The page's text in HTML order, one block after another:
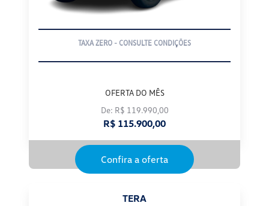
OFERTA DO MÊS
De: R$ 119.990,00
R$ 115.900,00
Confira a oferta
TERA